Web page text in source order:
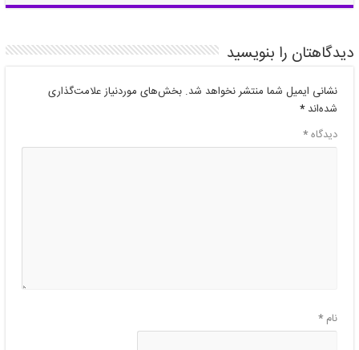
دیدگاهتان را بنویسید
نشانی ایمیل شما منتشر نخواهد شد. بخش‌های موردنیاز علامت‌گذاری
شده‌اند*
دیدگاه*
نام*